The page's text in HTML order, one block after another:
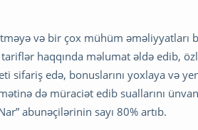
və bir çox mühüm əməliyyatları
haqqında məlumat əldə edib,
sifariş edə, bonuslarını yoxlaya və
də müraciət edib suallarını
abunəçilərinin sayı 80% artıb.